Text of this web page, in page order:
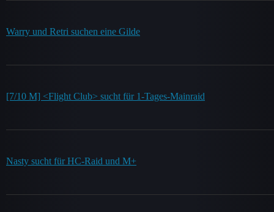
Warry und Retri suchen eine Gilde
[7/10 M] <Flight Club> sucht für 1-Tages-Mainraid
Nasty sucht für HC-Raid und M+